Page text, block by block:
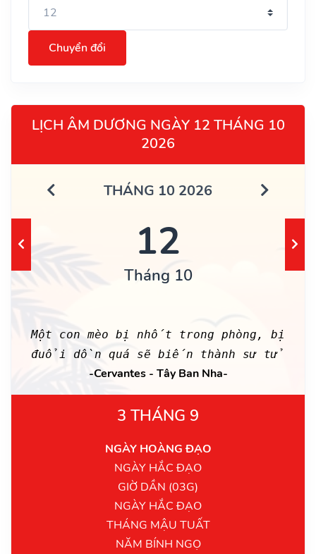
Chuyển đổi
LỊCH ÂM DƯƠNG NGÀY 12 THÁNG 10
2026
THÁNG 10 2026
12
Tháng 10
Một con mèo bị nhốt trong phòng, bị
đuổi dồn quá sẽ biến thành sư tử
-Cervantes - Tây Ban Nha-
3 THÁNG 9
NGÀY HOÀNG ĐẠO
NGÀY HẮC ĐẠO
GIỜ DẦN (03G)
NGÀY HẮC ĐẠO
THÁNG MẬU TUẤT
NĂM BÍNH NGỌ